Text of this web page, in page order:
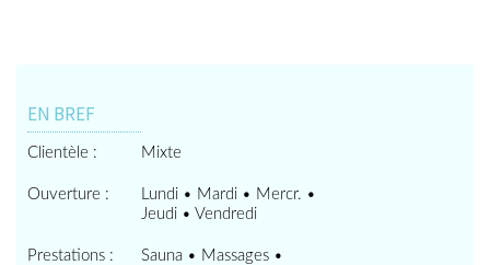
EN BREF
Clientèle : Mixte
Ouverture :
Lundi • Mardi • Mercr. •
Jeudi • Vendredi
Prestations :
Sauna • Massages •